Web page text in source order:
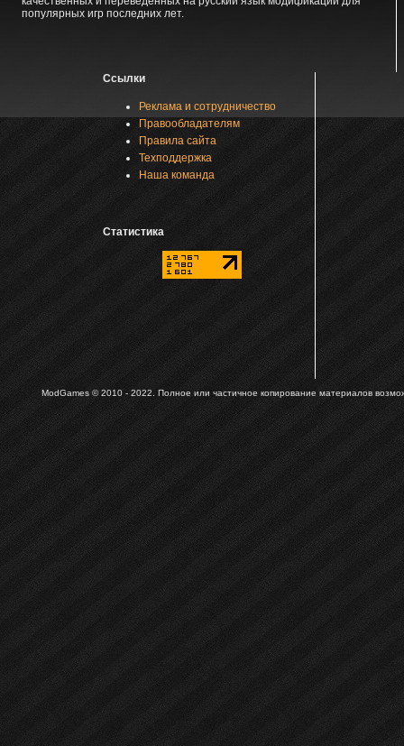
популярных игр последних лет.
Ссылки
Реклама и сотрудничество
Правообладателям
Правила сайта
Техподдержка
Наша команда
Статистика
ModGames © 2010 - 2022. Полное или частичное копирование материалов